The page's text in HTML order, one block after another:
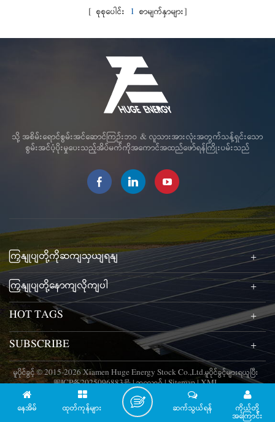
Water Absorption Test၊ Anti-
Aging Test၊ Anti-UV Test
များထက် များစွာမြင့်မားသော
ဆွဲငင်အားကို ခံနိုင်ရည်ရှိသည်။
floater နှင့် main floater တွင်
module ဒီဇိုင်းအသစ်ကို အသုံးပြု
ခြင်းဖြင့်၊ ၎င်းသည် တူညီသော
မျက်နှာစာတွင် သို့မဟုတ်
symmetrical face တွင် နှစ်ထပ်
array ကို အသုံးပြုနိုင်စေပြီး ဆိုလာ
စွမ်းအင်ထုတ်လုပ်ခြင်းနှင့် တပ်ဆင်မှု
စွမ်းရည်ကို တိုးမြှင့်စေသည်။ ဒါ့
အပြင် အလွယ်တကူ တပ်ဆင်နိုင်ပြီး
တယ်။
[ စုစုပေါင်း 1 စာမျက်နှာများ]
သို့ အစိမ်းရောင်စွမ်းအင်ဆောင်ကြဉ်းဘဝ & လူသားအားလုံးအတွက်သန့်ရှင်းသော
စွမ်းအင်ပံ့ပိုးမှုပေးသည့်အိပ်မက်ကိုအကောင်အထည်ဖော်ရန်ကြိုးပမ်းသည်
ကြှနျုပျတို့ကိုဆကျသှယျရနျ
ကြှနျုပျတို့နောကျလိုကျပါ
HOT TAGS
SUBSCRIBE
မူပိုင်ခွင့် © 2015-2026 Xiamen Huge Energy Stock Co.,Ltd.မူပိုင်ခွင့်များရယူပြီး
闽ICP备2025096883号|ဘလော့ဂ်|Sitemap|XML
နေအိမ် ထုတ်ကုန်များ ကိုယ်တို့
အကြောင်း
ဆက်သွယ်ရန်